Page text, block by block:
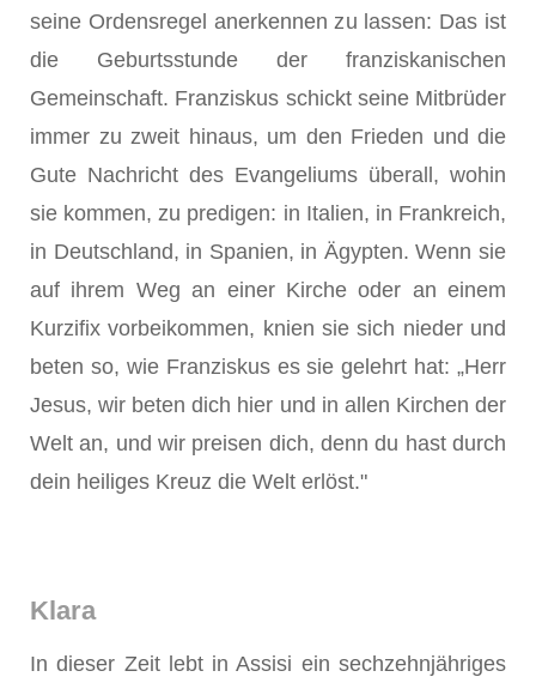
seine Ordensregel anerkennen zu lassen: Das ist
die Geburtsstunde der franziskanischen
Gemeinschaft. Franziskus schickt seine Mitbrüder
immer zu zweit hinaus, um den Frieden und die
Gute Nachricht des Evangeliums überall, wohin
sie kommen, zu predigen: in Italien, in Frankreich,
in Deutschland, in Spanien, in Ägypten. Wenn sie
auf ihrem Weg an einer Kirche oder an einem
Kurzifix vorbeikommen, knien sie sich nieder und
beten so, wie Franziskus es sie gelehrt hat: „Herr
Jesus, wir beten dich hier und in allen Kirchen der
Welt an, und wir preisen dich, denn du hast durch
dein heiliges Kreuz die Welt erlöst."
Klara
In dieser Zeit lebt in Assisi ein sechzehnjähriges